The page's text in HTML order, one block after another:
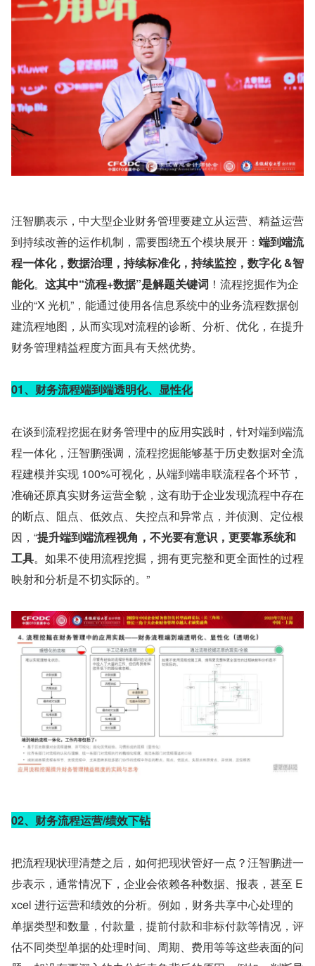
汪智鹏表示，中大型企业财务管理要建立从运营、精益运营
到持续改善的运作机制，需要围绕五个模块展开： 端到端流
程一体化，数据治理，持续标准化，持续监控，数字化 &智
能化。 这其中“流程+数据”是解题关键词 ！流程挖掘作为企
业的“X 光机”，能通过使用各信息系统中的业务流程数据创
建流程地图，从而实现对流程的诊断、分析、优化，在提升
财务管理精益程度方面具有天然优势。
01、财务流程端到端透明化、显性化
在谈到流程挖掘在财务管理中的应用实践时，针对端到端流
程一体化，汪智鹏强调，流程挖掘能够基于历史数据对全流
程建模并实现 100%可视化，从端到端串联流程各个环节，
准确还原真实财务运营全貌，这有助于企业发现流程中存在
的断点、阻点、低效点、失控点和异常点，并侦测、定位根
因，“提升端到端流程视角，不光要有意识，更要靠系统和
工具。如果不使用流程挖掘，拥有更完整和更全面性的过程
映射和分析是不切实际的。”
02、财务流程运营/绩效下钻
把流程现状理清楚之后，如何把现状管好一点？汪智鹏进一
步表示，通常情况下，企业会依赖各种数据、报表，甚至 E
xcel 进行运营和绩效的分析。例如，财务共享中心处理的
单据类型和数量，付款量，提前付款和非标付款等情况，评
估不同类型单据的处理时间、周期、费用等等这些表面的问